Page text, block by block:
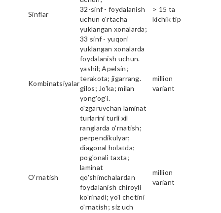
Sinflar
32-sinf - foydalanish
uchun o'rtacha
yuklangan xonalarda;
33 sinf - yuqori
yuklangan xonalarda
foydalanish uchun.
> 15 ta
kichik tip
Kombinatsiyalar
yashil; Apelsin;
terakota; jigarrang.
gilos; Jo'ka; milan
yong'og'i.
million
variant
O'rnatish
o'zgaruvchan laminat
turlarini turli xil
ranglarda o'rnatish;
perpendikulyar;
diagonal holatda;
pog'onali taxta;
laminat
qo'shimchalardan
foydalanish chiroyli
ko'rinadi; yo'l chetini
o'rnatish; siz uch
million
variant